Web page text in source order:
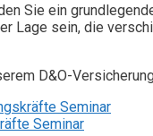
Sie ein
Lage sein, die
D&O-
Seminar
Seminar